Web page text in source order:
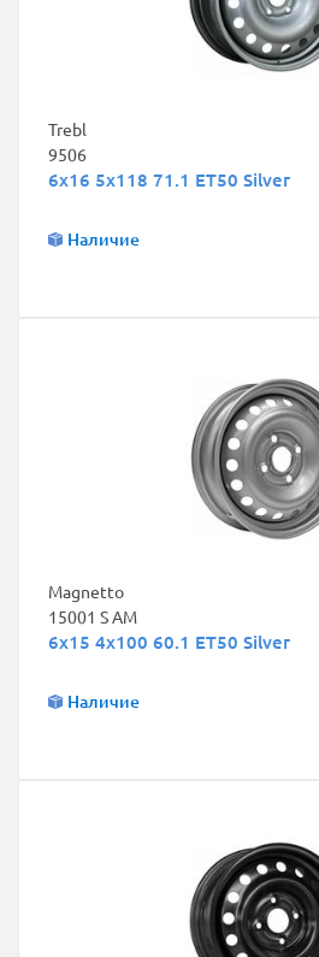
Trebl
9506
6x16 5x118 71.1 ET50 Silver
Наличие
Magnetto
15001 S AM
6x15 4x100 60.1 ET50 Silver
Наличие